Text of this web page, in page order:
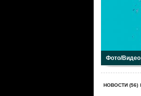
Фото/Видео
НОВОСТИ (56)